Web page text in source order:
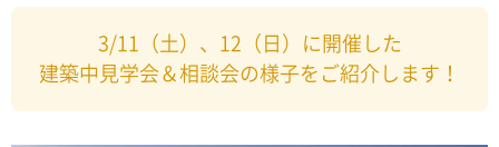
3/11（土）、12（日）に開催した
建築中見学会＆相談会の様子をご紹介します！